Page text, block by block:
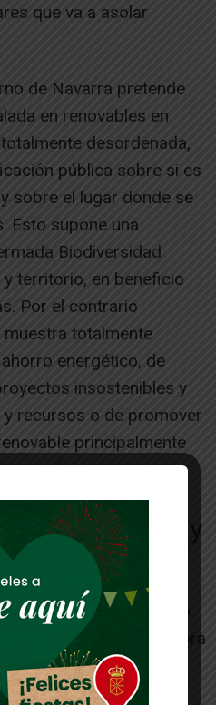
que va a asolar
de Navarra pretende
en renovables en
desordenada,
pública sobre si es
sobre el lugar donde se
Esto supone una
Biodiversidad
territorio, en beneficio
Por el contrario
totalmente
energético, de
insostenibles y
recursos o de promover
principalmente
eléctricos y
de Desarrollo
Navarra sea exportadora
permitiendo la
de polígonos